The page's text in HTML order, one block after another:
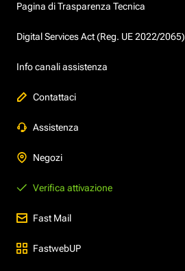
Pagina di Trasparenza Tecnica
Digital Services Act (Reg. UE 2022/2065)
Info canali assistenza
Contattaci
Assistenza
Negozi
Verifica attivazione
Fast Mail
FastwebUP